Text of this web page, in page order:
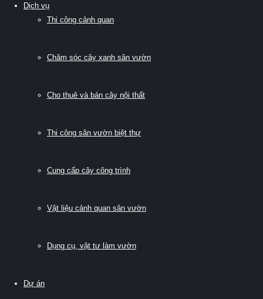
Dịch vụ
Thi công cảnh quan
Chăm sóc cây xanh sân vườn
Cho thuê và bán cây nội thất
Thi công sân vườn biệt thự
Cung cấp cây công trình
Vật liệu cảnh quan sân vườn
Dụng cụ, vật tư làm vườn
Dự án